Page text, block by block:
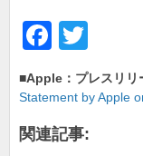
F
c
e
wi
tt
er
■Apple：プレスリリ
Statement by Apple
関連記事: